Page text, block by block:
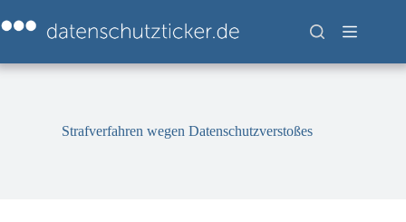
Inhalt
springen
Strafverfahren wegen Datenschutzverstoßes